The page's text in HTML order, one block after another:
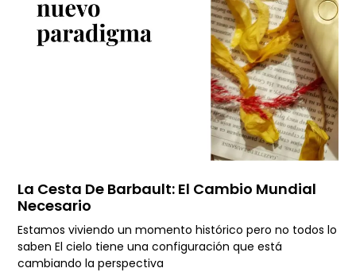
La Cesta De Barbault: El Cambio Mundial
Necesario
Estamos viviendo un momento histórico pero no todos lo
saben El cielo tiene una configuración que está
cambiando la perspectiva